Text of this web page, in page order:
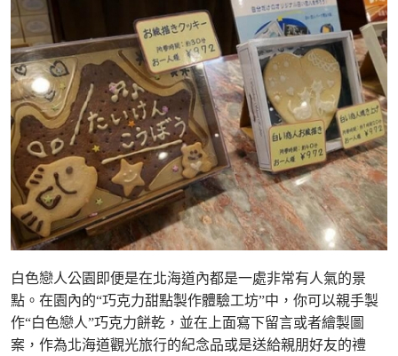
白色戀人公園即便是在北海道內都是一處非常有人氣的景
點。在園內的“巧克力甜點製作體驗工坊”中，你可以親手製
作“白色戀人”巧克力餅乾，並在上面寫下留言或者繪製圖
案，作為北海道觀光旅行的紀念品或是送給親朋好友的禮